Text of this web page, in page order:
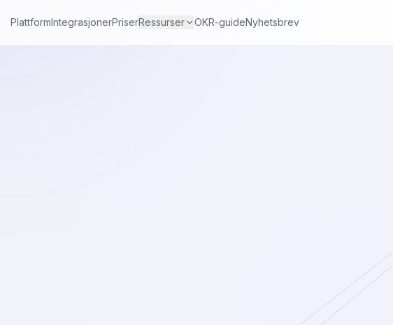
PlattformIntegrasjonerPriserRessurser OKR-guideNyhetsbrev